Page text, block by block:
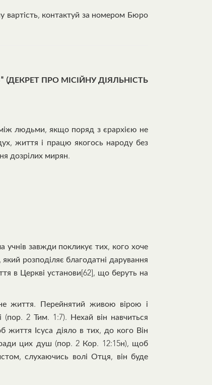
вартість, контактуй за номером Бюро
ПРО МІСІЙНУ ДІЯЛЬНІСТЬ
людьми, якщо поряд з єрархією не
життя і працю якогось народу без
дозрілих мирян.
учнів завжди покликує тих, кого хоче
розподіляє благодатні дарування
в Церкві установи[62], що беруть на
життя. Перейнятий живою вірою і
2 Тим. 1:7). Нехай він навчиться
життя Ісуса діяло в тих, до кого Він
цих душ (пор. 2 Кор. 12:15н), щоб
слухаючись волі Отця, він буде